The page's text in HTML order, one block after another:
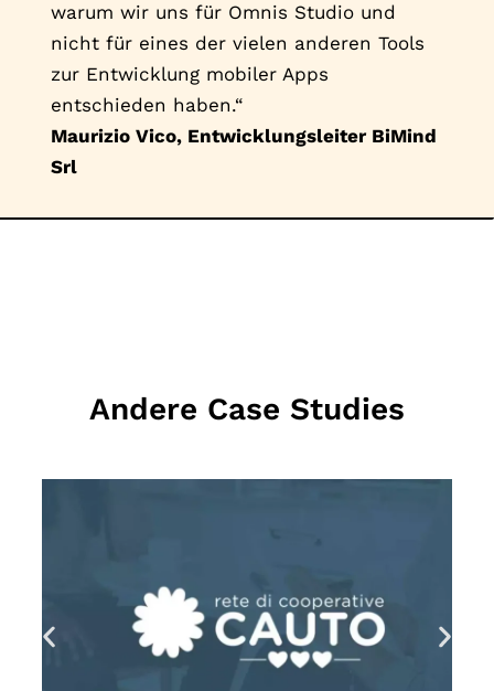
warum wir uns für Omnis Studio und
nicht für eines der vielen anderen Tools
zur Entwicklung mobiler Apps
entschieden haben.“
Maurizio Vico, Entwicklungsleiter BiMind
Srl
Andere Case Studies